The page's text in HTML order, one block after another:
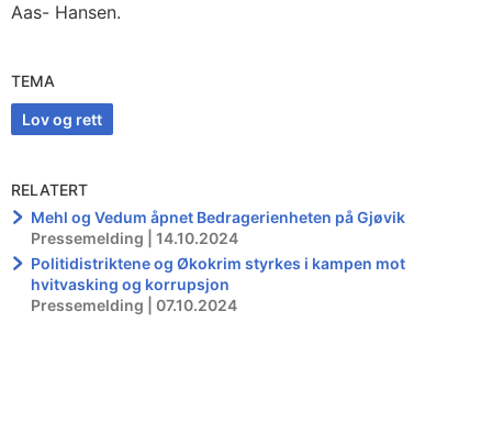
Aas- Hansen.
TEMA
Lov og rett
RELATERT
Mehl og Vedum åpnet Bedragerienheten på Gjøvik
Pressemelding | 14.10.2024
Politidistriktene og Økokrim styrkes i kampen mot
hvitvasking og korrupsjon
Pressemelding | 07.10.2024